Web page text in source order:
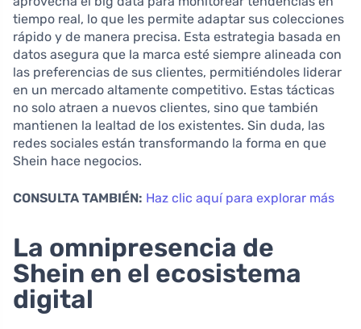
tiempo real, lo que les permite adaptar sus colecciones
rápido y de manera precisa. Esta estrategia basada en
datos asegura que la marca esté siempre alineada con
las preferencias de sus clientes, permitiéndoles liderar
en un mercado altamente competitivo. Estas tácticas
no solo atraen a nuevos clientes, sino que también
mantienen la lealtad de los existentes. Sin duda, las
redes sociales están transformando la forma en que
Shein hace negocios.
CONSULTA TAMBIÉN: Haz clic aquí para explorar más
La omnipresencia de
Shein en el ecosistema
digital